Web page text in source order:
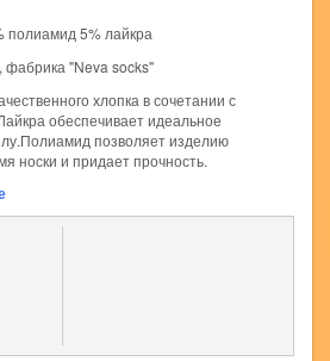
полиамид 5% лайкра
фабрика "Neva socks"
хлопка в сочетании с
обеспечивает идеальное
позволяет изделию
носки и придает прочность.